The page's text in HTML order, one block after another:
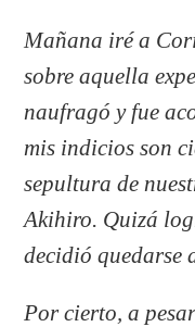
Mañana iré a
sobre aquella
naufragó y fue
mis indicios son
sepultura de
Akihiro. Quizá
decidió quedarse
Por cierto, a